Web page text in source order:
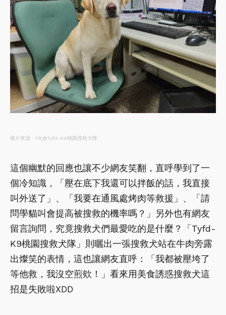
圖片來源：FB@Tyfd-K9桃園搜救犬隊
這個幽默的回應也讓不少網友笑翻，直呼學到了一
個冷知識，「壓在底下我還可以拌飯的話，我直接
叫外送了」、「我要在通風處烤肉等救援」、「請
問學貓叫會提高被搜救的機率嗎？」另外也有網友
留言詢問，究竟搜救犬們最愛吃的是什麼？「Tyfd-
K9桃園搜救犬隊」則曬出一張搜救犬站在牛肉旁露
出燦笑的表情，這也讓網友直呼：「我都被壓垮了
等他救，我沒空煎欸！」看來用美食誘惑搜救犬這
招是失敗啦XDD